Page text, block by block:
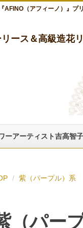
（アフィーノ）』プ
ース＆高級造花
ーアーティスト吉高智子
紫（パープル）系
（パー